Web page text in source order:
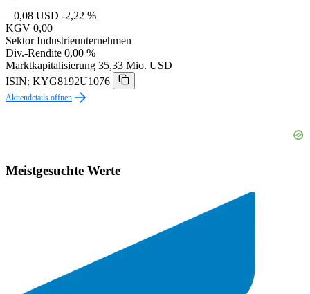
– 0,08 USD -2,22 %
KGV 0,00
Sektor Industrieunternehmen
Div.-Rendite 0,00 %
Marktkapitalisierung 35,33 Mio. USD
ISIN: KYG8192U1076
Aktiendetails öffnen
Meistgesuchte Werte